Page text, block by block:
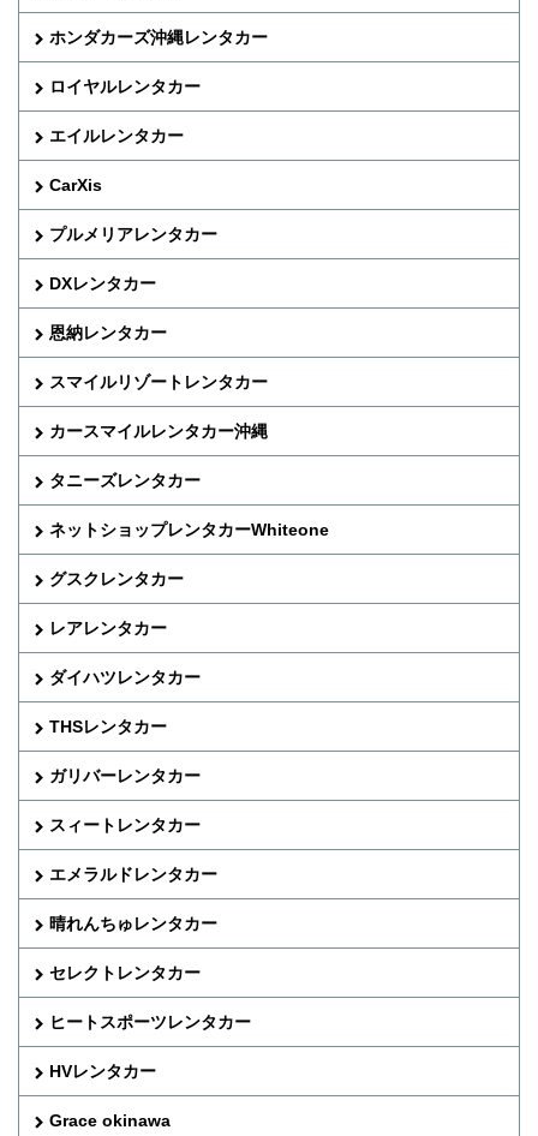
ホンダカーズ沖縄レンタカー
ロイヤルレンタカー
エイルレンタカー
CarXis
プルメリアレンタカー
DXレンタカー
恩納レンタカー
スマイルリゾートレンタカー
カースマイルレンタカー沖縄
タニーズレンタカー
ネットショップレンタカーWhiteone
グスクレンタカー
レアレンタカー
ダイハツレンタカー
THSレンタカー
ガリバーレンタカー
スィートレンタカー
エメラルドレンタカー
晴れんちゅレンタカー
セレクトレンタカー
ヒートスポーツレンタカー
HVレンタカー
Grace okinawa